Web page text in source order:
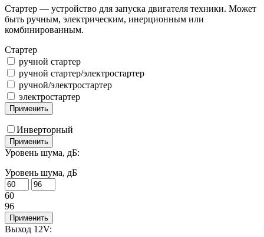
Стартер — устройство для запуска двигателя техники. Может
быть ручным, электрическим, инерционным или
комбинированным.
Стартер
ручной стартер
ручной стартер/электростартер
ручной/электростартер
электростартер
Применить
Инверторный
Применить
Уровень шума, дБ:
Уровень шума, дБ
60
96
Применить
Выход 12V: